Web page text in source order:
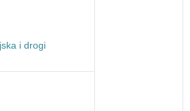
i drogi